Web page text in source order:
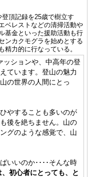
頂記録を25歳で樹立す
ベレストなどの清掃活動や
基金といった援助活動も行
ンカクモグラを始めとする
精力的に行なっている。
ッションや、中高年の登
ています。登山の魅力
の世界の人間にとっ
やすることも多いのが
後を絶ちません。山の
グのような感覚で、山
いいのか････そんな時
初心者にとっても、と